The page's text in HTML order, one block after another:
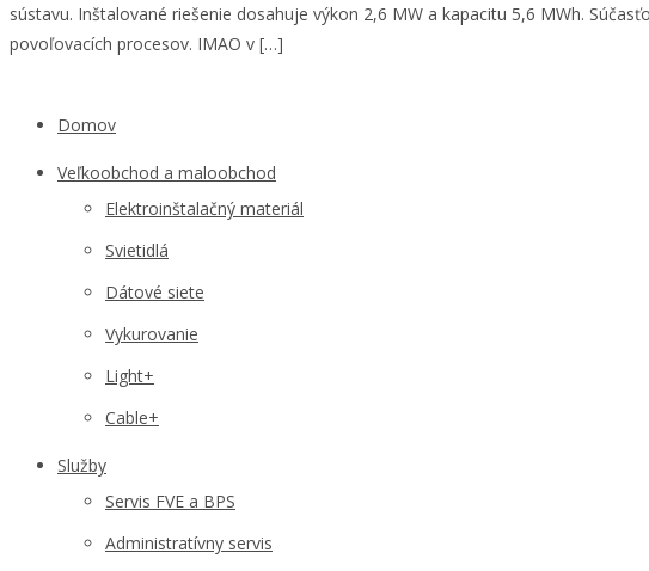
sústavu. Inštalované riešenie dosahuje výkon 2,6 MW a kapacitu 5,6 MWh.
povoľovacích procesov. IMAO v […]
Domov
Veľkoobchod a maloobchod
Elektroinštalačný materiál
Svietidlá
Dátové siete
Vykurovanie
Light+
Cable+
Služby
Servis FVE a BPS
Administratívny servis